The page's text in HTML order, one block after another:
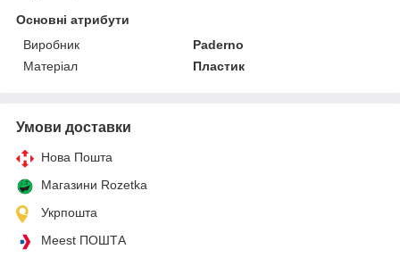
Основні атрибути
Виробник
Paderno
Матеріал
Пластик
Умови доставки
Нова Пошта
Магазини Rozetka
Укрпошта
Meest ПОШТА